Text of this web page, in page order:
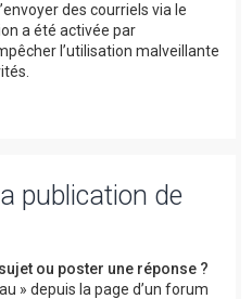
des courriels via le
a été activée par
l’utilisation malveillante
publication de
ou poster une réponse ?
» depuis la page d’un forum